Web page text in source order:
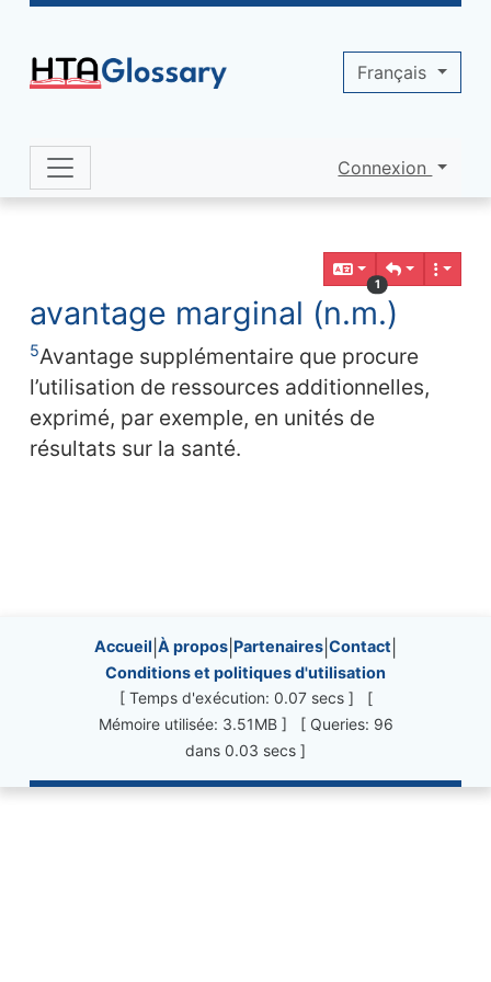
Navigation and related functionality
1
avantage marginal (n.m.)
5Avantage supplémentaire que procure
l’utilisation de ressources additionnelles,
exprimé, par exemple, en unités de
résultats sur la santé.
Site information, links, etc.
Accueil À propos Partenaires Contact
Conditions et politiques d'utilisation
[ Temps d'exécution: 0.07 secs ] [
Mémoire utilisée: 3.51MB ] [ Queries: 96
dans 0.03 secs ]
Site identity, navigation, etc.
Connexion
Français